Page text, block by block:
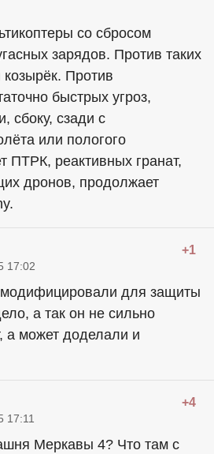
со сбросом
зарядов. Против таких
Против
быстрых угроз,
сбоку, сзади с
или пологого
ПТРК, реактивных гранат,
дронов, продолжает
+1
17:02
для защиты
а так он не сильно
а может доделали и
+4
17:11
Меркавы 4? Что там с